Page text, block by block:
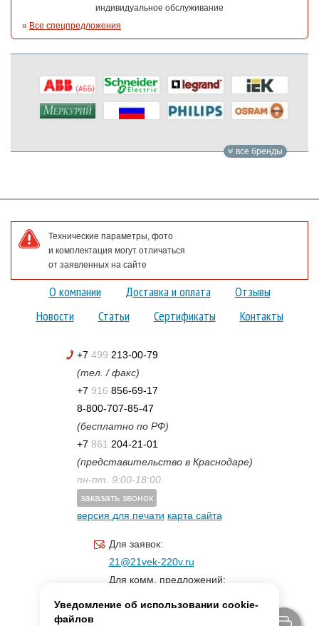
индивидуальное обслуживание
» Все спецпредложения
все бренды
Технические параметры, фото
и комплектация могут отличаться
от заявленных на сайте
О компании Доставка и оплата
Отзывы
Новости
Статьи Сертификаты Контакты
+7 499 213-00-79
(тел. / факс)
+7 916 856-69-17
8-800-707-85-47
(бесплатно по РФ)
+7 861 204-21-01
(представительство в Краснодаре)
пн-пт. 9:00-18:00
заказать звонок
версия для печати карта сайта
Для заявок:
21@21vek-220v.ru
Для комм. предложений:
Уведомление об использовании cookie-
файлов